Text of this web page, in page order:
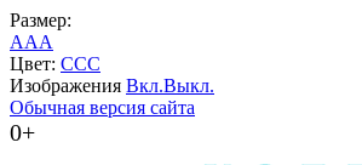
Размер:
AAA
Цвет: CCC
Изображения Вкл.Выкл.
Обычная версия сайта
0+